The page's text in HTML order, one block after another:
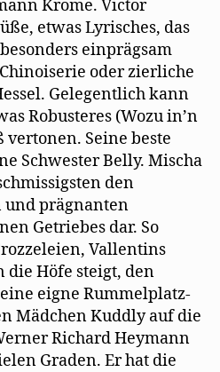
Krome. Victor
etwas Lyrisches, das
einprägsam
oder zierliche
Gelegentlich kann
Robusteres (Wozu in’n
vertonen. Seine beste
Schwester Belly. Mischa
den
prägnanten
Getriebes dar. So
Vallentins
Höfe steigt, den
eigne Rummelplatz-
Mädchen Kuddly auf die
Richard Heymann
Graden. Er hat die